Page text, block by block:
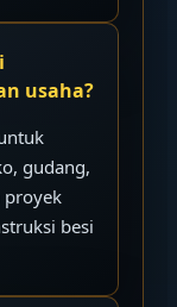
usaha?
gudang,
proyek
besi